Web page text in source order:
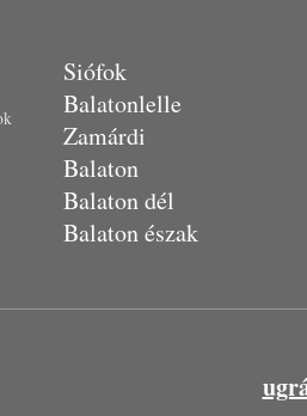
Siófok
Balatonlelle
Zamárdi
Balaton
Balaton dél
Balaton észak